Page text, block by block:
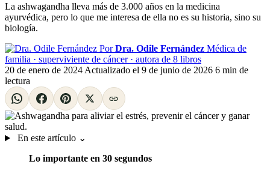
La ashwagandha lleva más de 3.000 años en la medicina
ayurvédica, pero lo que me interesa de ella no es su historia, sino su
biología.
Por Dra. Odile Fernández Médica de
familia · superviviente de cáncer · autora de 8 libros
20 de enero de 2024 Actualizado el 9 de junio de 2026 6 min de
lectura
En este artículo ⌄
Lo importante en 30 segundos